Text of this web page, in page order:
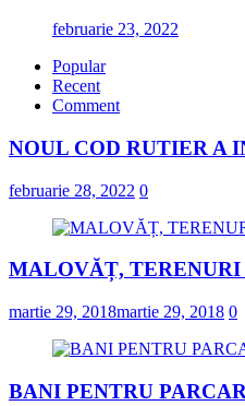
februarie 23, 2022
Popular
Recent
Comment
NOUL COD RUTIER A
februarie 28, 2022 0
MALOVĂȚ, TERENURI
martie 29, 2018martie 29, 2018 0
BANI PENTRU